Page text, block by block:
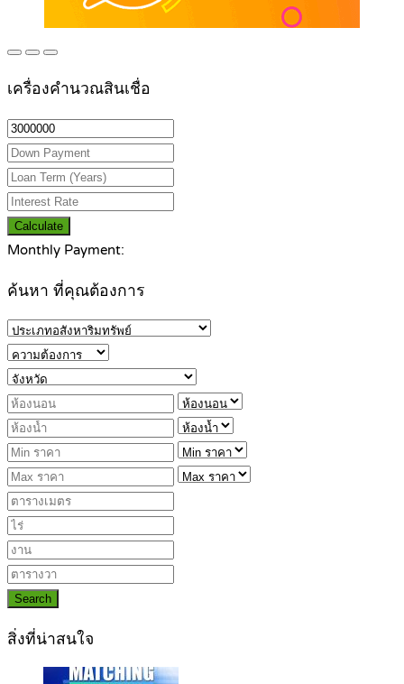
เครื่องคำนวณสินเชื่อ
Calculate
Monthly Payment:
ค้นหา ที่คุณต้องการ
Search
สิ่งที่น่าสนใจ